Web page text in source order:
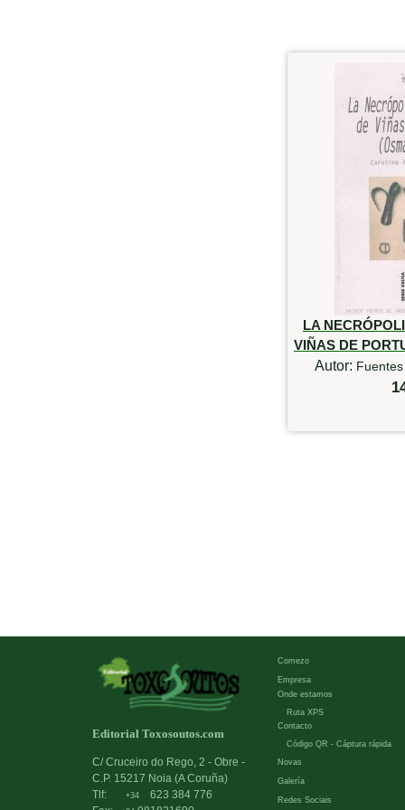
LA
VIÑAS DE
Autor:
Editorial Toxosoutos.com
C/ Cruceiro do Rego, 2 - Obre -
C.P. 15217 Noia (A Coruña)
Tlf:
+34
623 384 776
Comezo
Empresa
Onde estamos
Ruta XPS
Contacto
Código QR - Cáptura rápida
Novas
Galería
Redes Sociais